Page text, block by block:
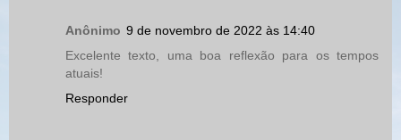
Anônimo 9 de novembro de 2022 às 14:40
Excelente texto, uma boa reflexão para os tempos
atuais!
Responder